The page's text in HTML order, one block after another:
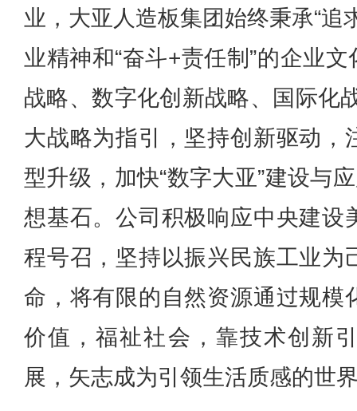
业，大亚人造板集团始终秉承“追
业精神和“奋斗+责任制”的企业
战略、数字化创新战略、国际化
大战略为指引，坚持创新驱动，
型升级，加快“数字大亚”建设与
想基石。公司积极响应中央建设
程号召，坚持以振兴民族工业为
命，将有限的自然资源通过规模
价值，福祉社会，靠技术创新
展，矢志成为引领生活质感的世